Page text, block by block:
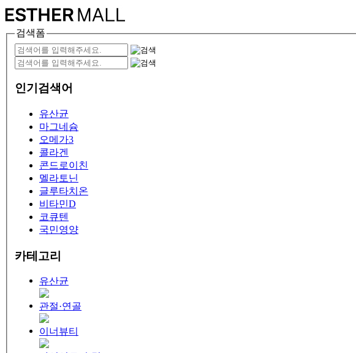
검색폼
인기검색어
유산균
마그네슘
오메가3
콜라겐
콘드로이친
멜라토닌
글루타치온
비타민D
코큐텐
국민영양
카테고리
유산균
관절·연골
이너뷰티